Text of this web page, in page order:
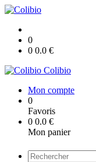
0
0 0.0 €
Colibio
Mon compte
0
Favoris
0 0.0 €
Mon panier